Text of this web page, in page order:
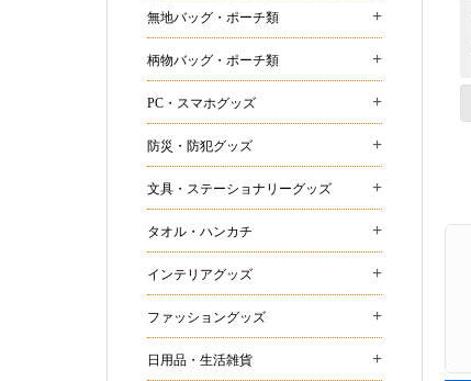
無地バッグ・ポーチ類 +
柄物バッグ・ポーチ類 +
PC・スマホグッズ +
防災・防犯グッズ +
文具・ステーショナリーグッズ +
タオル・ハンカチ +
インテリアグッズ +
ファッショングッズ +
日用品・生活雑貨 +